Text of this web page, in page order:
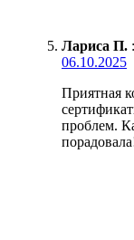
Лариса П. :
06.10.2025
Приятная
проблем.